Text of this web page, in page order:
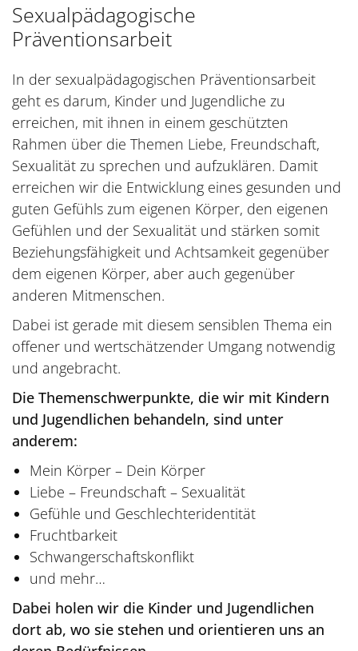
Sexualpädagogische
Präventionsarbeit
In der sexualpädagogischen Präventionsarbeit
geht es darum, Kinder und Jugendliche zu
erreichen, mit ihnen in einem geschützten
Rahmen über die Themen Liebe, Freundschaft,
Sexualität zu sprechen und aufzuklären. Damit
erreichen wir die Entwicklung eines gesunden und
guten Gefühls zum eigenen Körper, den eigenen
Gefühlen und der Sexualität und stärken somit
Beziehungsfähigkeit und Achtsamkeit gegenüber
dem eigenen Körper, aber auch gegenüber
anderen Mitmenschen.
Dabei ist gerade mit diesem sensiblen Thema ein
offener und wertschätzender Umgang notwendig
und angebracht.
Die Themenschwerpunkte, die wir mit Kindern
und Jugendlichen behandeln, sind unter
anderem:
Mein Körper – Dein Körper
Liebe – Freundschaft – Sexualität
Gefühle und Geschlechteridentität
Fruchtbarkeit
Schwangerschaftskonflikt
und mehr…
Dabei holen wir die Kinder und Jugendlichen
dort ab, wo sie stehen und orientieren uns an